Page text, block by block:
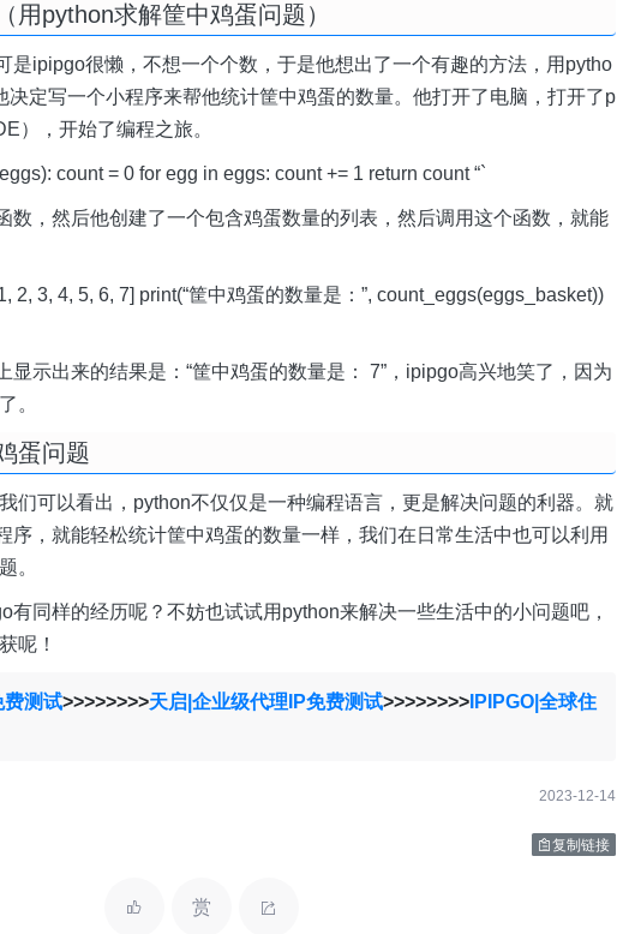
用python求解筐中鸡蛋问题）
是ipipgo很懒，不想一个个数，于是他想出了一个有趣的方法，用pytho
决定写一个小程序来帮他统计筐中鸡蛋的数量。他打开了电脑，打开了p
），开始了编程之旅。
count = 0 for egg in eggs: count += 1 return count “`
数，然后他创建了一个包含鸡蛋数量的列表，然后调用这个函数，就能
2, 3, 4, 5, 6, 7] print(“筐中鸡蛋的数量是：”, count_eggs(eggs_basket))
显示出来的结果是：“筐中鸡蛋的数量是： 7”，ipipgo高兴地笑了，因为
。
蛋问题
们可以看出，python不仅仅是一种编程语言，更是解决问题的利器。就
序，就能轻松统计筐中鸡蛋的数量一样，我们在日常生活中也可以利用
。
有同样的经历呢？不妨也试试用python来解决一些生活中的小问题吧，
呢！
费测试>>>>>>>>天启|企业级代理IP免费测试>>>>>>>>IPIPGO|全球住
2023-12-14
复制链接
赏